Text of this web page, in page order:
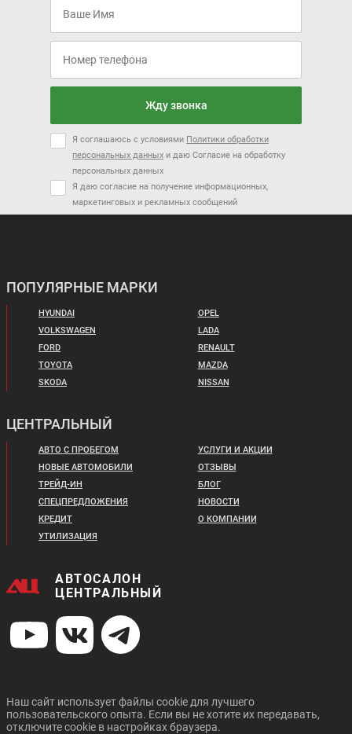
Жду звонка
Я соглашаюсь с условиями Политики обработки
персональных данных и даю Согласие на обработку
персональных данных
Я даю согласие на получение информационных,
маркетинговых и рекламных сообщений
ПОПУЛЯРНЫЕ МАРКИ
HYUNDAI
VOLKSWAGEN
FORD
TOYOTA
SKODA
OPEL
LADA
RENAULT
MAZDA
NISSAN
ЦЕНТРАЛЬНЫЙ
АВТО С ПРОБЕГОМ
НОВЫЕ АВТОМОБИЛИ
ТРЕЙД-ИН
СПЕЦПРЕДЛОЖЕНИЯ
КРЕДИТ
УТИЛИЗАЦИЯ
УСЛУГИ И АКЦИИ
ОТЗЫВЫ
БЛОГ
НОВОСТИ
О КОМПАНИИ
АВТОСАЛОН
ЦЕНТРАЛЬНЫЙ
Наш сайт использует файлы cookie для лучшего
пользовательского опыта. Если вы не хотите их передавать,
отключите cookie в настройках браузера.